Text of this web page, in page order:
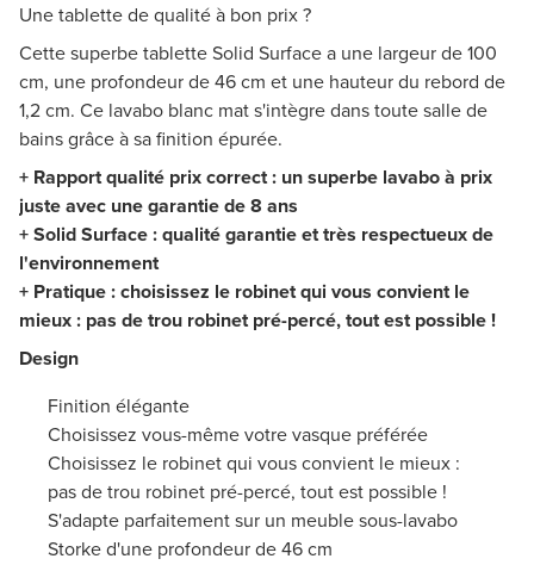
Une tablette de qualité à bon prix ?
Cette superbe tablette Solid Surface a une largeur de 100
cm, une profondeur de 46 cm et une hauteur du rebord de
1,2 cm. Ce lavabo blanc mat s'intègre dans toute salle de
bains grâce à sa finition épurée.
+ Rapport qualité prix correct : un superbe lavabo à prix
juste avec une garantie de 8 ans
+ Solid Surface : qualité garantie et très respectueux de
l'environnement
+ Pratique : choisissez le robinet qui vous convient le
mieux : pas de trou robinet pré-percé, tout est possible !
Design
Finition élégante
Choisissez vous-même votre vasque préférée
Choisissez le robinet qui vous convient le mieux :
pas de trou robinet pré-percé, tout est possible !
S'adapte parfaitement sur un meuble sous-lavabo
Storke d'une profondeur de 46 cm